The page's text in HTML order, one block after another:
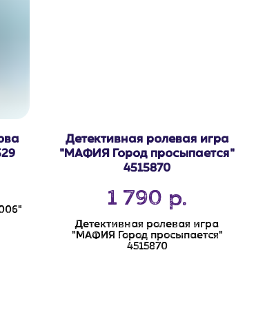
Детективная ролевая игра
"МАФИЯ Город просыпается"
4515870
1 790 р.
Детективная ролевая игра
"МАФИЯ Город просыпается"
4515870